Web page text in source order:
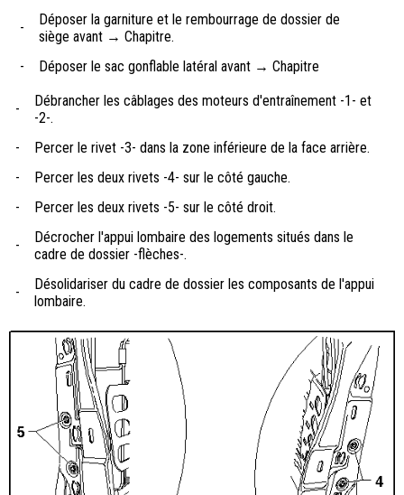
-
Déposer la garniture et le rembourrage de dossier de
siège avant → Chapitre.
-
Déposer le sac gonflable latéral avant → Chapitre
-
Débrancher les câblages des moteurs d'entraînement -1- et
-2-.
-
Percer le rivet -3- dans la zone inférieure de la face arrière.
-
Percer les deux rivets -4- sur le côté gauche.
-
Percer les deux rivets -5- sur le côté droit.
-
Décrocher l'appui lombaire des logements situés dans le
cadre de dossier -flèches-.
-
Désolidariser du cadre de dossier les composants de l'appui
lombaire.